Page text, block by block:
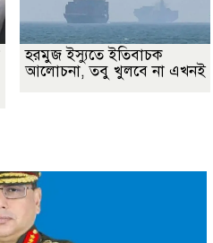
হরমুজ ইস্যুতে ইতিবাচক
আলোচনা, তবু খুলবে না এখনই